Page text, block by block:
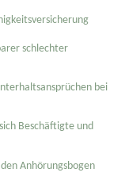
schlechter
bei
Beschäftigte und
Anhörungsbogen